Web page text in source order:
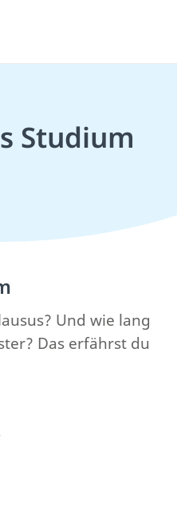
Studium
Und wie lang
Das erfährst du